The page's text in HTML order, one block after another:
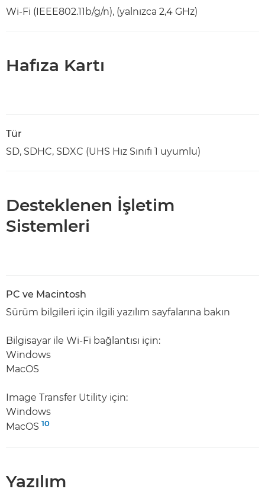
Wi-Fi (IEEE802.11b/g/n), (yalnızca 2,4 GHz)
Hafıza Kartı
Tür
SD, SDHC, SDXC (UHS Hız Sınıfı 1 uyumlu)
Desteklenen İşletim
Sistemleri
PC ve Macintosh
Sürüm bilgileri için ilgili yazılım sayfalarına bakın
Bilgisayar ile Wi-Fi bağlantısı için:
Windows
MacOS
Image Transfer Utility için:
Windows
MacOS 10
Yazılım